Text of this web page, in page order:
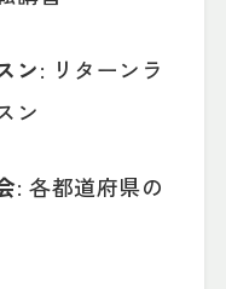
ン: リターンラ
ン
: 各都道府県の